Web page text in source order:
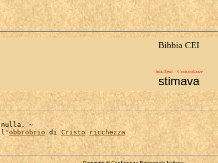
Bibbia CEI
IntraText - Concordanze
stimava
nulla. ~
l'obbrobrio di Cristo ricchezza